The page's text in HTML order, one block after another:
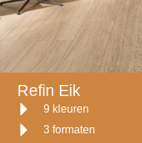
Refin Eik
9 kleuren
3 formaten